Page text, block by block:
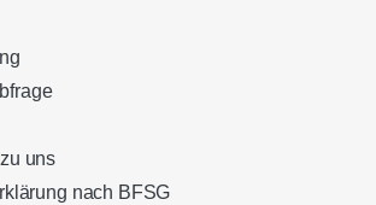
uns
nach BFSG
Kundenbewertungen und Erfahrungen zu